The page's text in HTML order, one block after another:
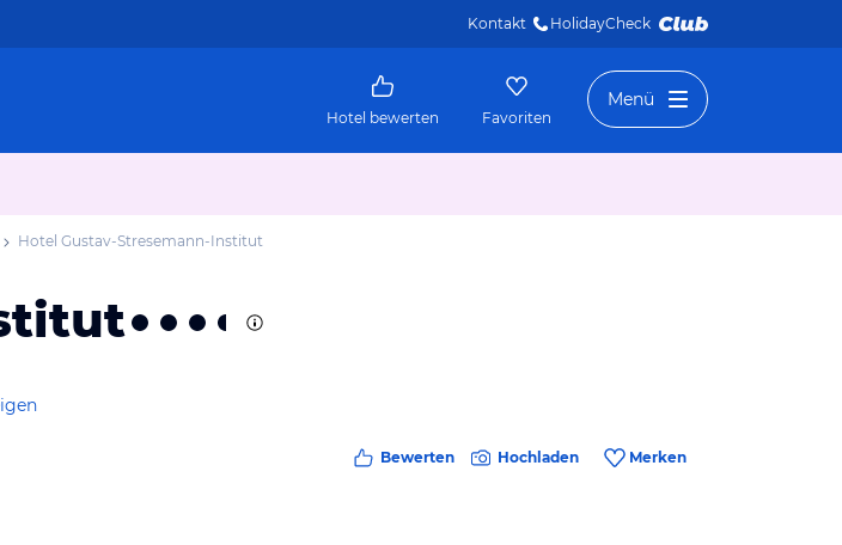
Kontakt HolidayCheck
Hotel bewerten Favoriten
Menü
Hotel Gustav-Stresemann-Institut
Bewerten Hochladen Merken